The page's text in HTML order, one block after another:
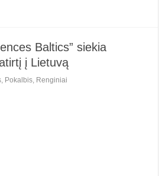
Baltics” siekia
į Lietuvą
, Pokalbis, Renginiai